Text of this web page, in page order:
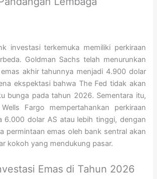
investasi terkemuka memiliki perkiraan
Goldman Sachs telah menurunkan
akhir tahunnya menjadi 4.900 dolar
ekspektasi bahwa The Fed tidak akan
bunga pada tahun 2026. Sementara itu,
Fargo mempertahankan perkiraan
6.000 dolar AS atau lebih tinggi, dengan
permintaan emas oleh bank sentral akan
kokoh yang mendukung pasar.
Emas di Tahun 2026